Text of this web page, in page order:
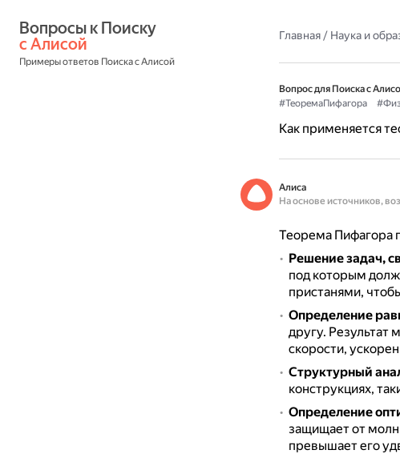
с Алисой
Примеры ответов Поиска с Алисой
Главная/ Наука и
Вопрос для Поиска с
#ТеоремаПифагора
Как применяется
Алиса
На основе источников,
Теорема Пифагора
Решение задач,
под которым
пристанями,
Определение
другу. Результат
скорости,
Структурный
конструкциях,
Определение
защищает от
превышает его